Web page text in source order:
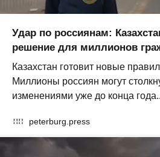
Удар по россиянам:
решение для миллионов
Казахстан готовит новые
Миллионы россиян могут
изменениями уже до конца
peterburg.press